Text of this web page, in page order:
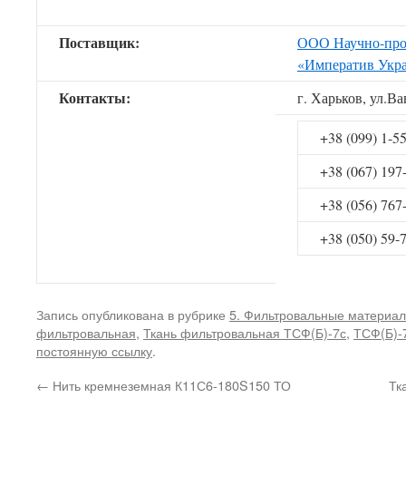
Поставщик:
ООО Научно-
«Императив
Контакты: г. Харьков,
+38 (099) 1-
+38 (067)
+38 (056)
+38 (050) 59-
Запись опубликована в рубрике 5. Фильтровальные
фильтровальная, Ткань фильтровальная ТСФ(Б)-7с, ТСФ(Б)-
постоянную ссылку.
← Нить кремнеземная К11С6-180S150 ТО